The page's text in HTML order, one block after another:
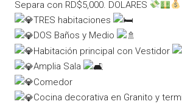
Separa con RD$5,000. DOLARES
TRES habitaciones
DOS Baños y Medio
Habitación principal con Vestidor
Amplia Sala
Comedor
Cocina decorativa en Granito y